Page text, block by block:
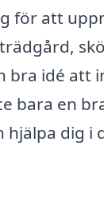
för att
bra idé att
bara en
hjälpa dig i